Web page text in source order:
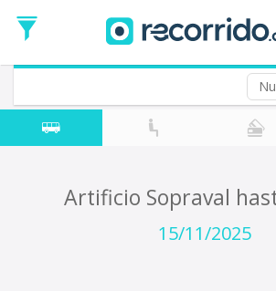
de
Ida
Vuelta (opcional)
Fecha
de
Artificio Sopraval
15/11/2025